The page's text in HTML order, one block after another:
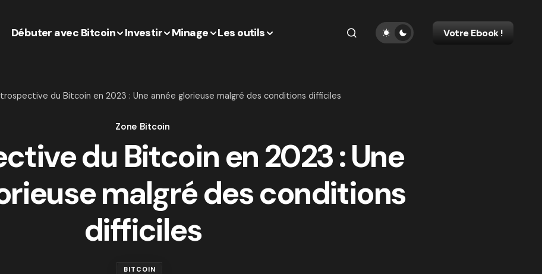
Débuter avec Bitcoin Investir Minage Les outils Votre Ebook !
du Bitcoin en 2023 : Une année glorieuse malgré des conditions difficiles
Zone Bitcoin
du Bitcoin en 2023 : Une
malgré des conditions
difficiles
BITCOIN